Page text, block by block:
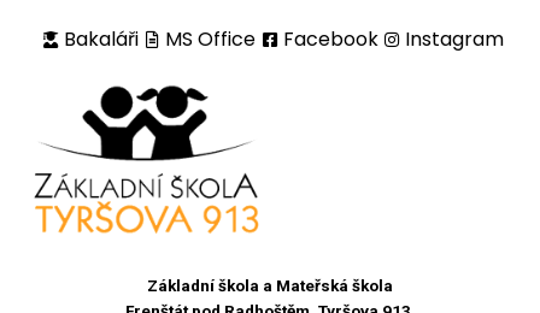
Bakaláři MS Office Facebook Instagram
Základní škola a Mateřská škola